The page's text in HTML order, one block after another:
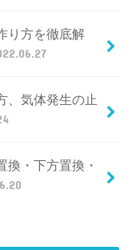
り方を徹底解
、気体発生の止
換・下方置換・